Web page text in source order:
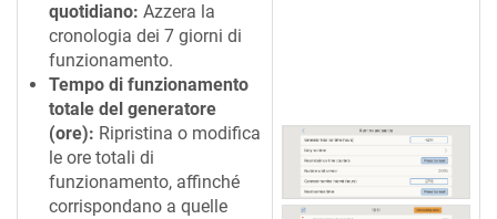
quotidiano: Azzera la
cronologia dei 7 giorni di
funzionamento.
Tempo di funzionamento
totale del generatore
(ore): Ripristina o modifica
le ore totali di
funzionamento, affinché
corrispondano a quelle